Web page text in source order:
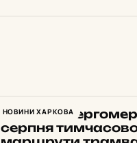
НОВИНИ ХАРКОВА
Ремонт
серпня тимчасово